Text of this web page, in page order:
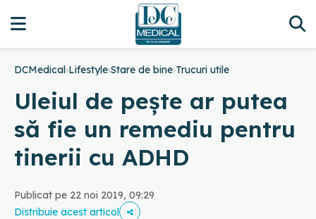
DCMedical›Lifestyle›Stare de bine›Trucuri utile
Uleiul de pește ar putea
să fie un remediu pentru
tinerii cu ADHD
Publicat pe 22 noi 2019, 09:29
Distribuie acest articol